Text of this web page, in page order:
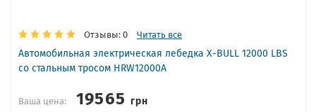
Отзывы: 0 Читать все
Автомобильная электрическая лебедка X-BULL 12000 LBS
со стальным тросом HRW12000A
Ваша цена: 19565грн